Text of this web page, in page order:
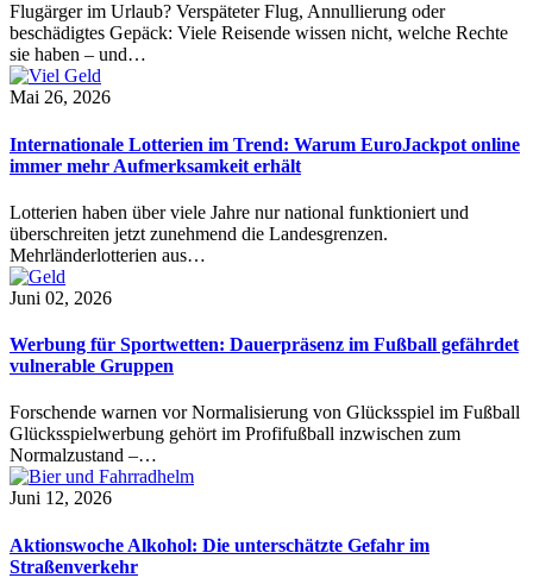
Flugärger im Urlaub? Verspäteter Flug, Annullierung oder
beschädigtes Gepäck: Viele Reisende wissen nicht, welche Rechte
sie haben – und…
Mai 26, 2026
Internationale Lotterien im Trend: Warum EuroJackpot online
immer mehr Aufmerksamkeit erhält
Lotterien haben über viele Jahre nur national funktioniert und
überschreiten jetzt zunehmend die Landesgrenzen.
Mehrländerlotterien aus…
Juni 02, 2026
Werbung für Sportwetten: Dauerpräsenz im Fußball gefährdet
vulnerable Gruppen
Forschende warnen vor Normalisierung von Glücksspiel im Fußball
Glücksspielwerbung gehört im Profifußball inzwischen zum
Normalzustand –…
Juni 12, 2026
Aktionswoche Alkohol: Die unterschätzte Gefahr im
Straßenverkehr